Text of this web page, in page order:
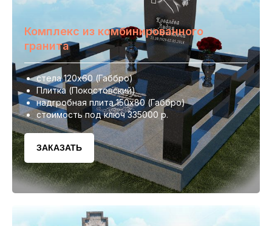
Комплекс из комбинированного
гранита
стела 120х60 (Габбро)
Плитка (Покостовский)
надгробная плита 150х80 (Габбро)
стоимость под ключ 335000 р.
ЗАКАЗАТЬ